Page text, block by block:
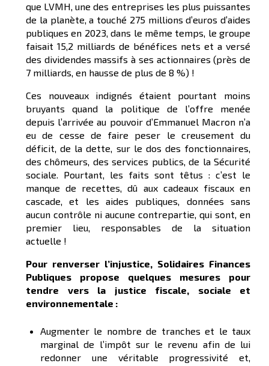
que LVMH, une des entreprises les plus puissantes
de la planète, a touché 275 millions d’euros d’aides
publiques en 2023, dans le même temps, le groupe
faisait 15,2 milliards de bénéfices nets et a versé
des dividendes massifs à ses actionnaires (près de
7 milliards, en hausse de plus de 8 %) !
Ces nouveaux indignés étaient pourtant moins
bruyants quand la politique de l’offre menée
depuis l’arrivée au pouvoir d’Emmanuel Macron n’a
eu de cesse de faire peser le creusement du
déficit, de la dette, sur le dos des fonctionnaires,
des chômeurs, des services publics, de la Sécurité
sociale. Pourtant, les faits sont têtus : c’est le
manque de recettes, dû aux cadeaux fiscaux en
cascade, et les aides publiques, données sans
aucun contrôle ni aucune contrepartie, qui sont, en
premier lieu, responsables de la situation
actuelle !
Pour renverser l’injustice, Solidaires Finances
Publiques propose quelques mesures pour
tendre vers la justice fiscale, sociale et
environnementale :
Augmenter le nombre de tranches et le taux
marginal de l’impôt sur le revenu afin de lui
redonner une véritable progressivité et,